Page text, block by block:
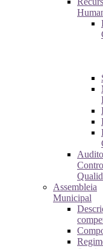
Assembleia
Municipal